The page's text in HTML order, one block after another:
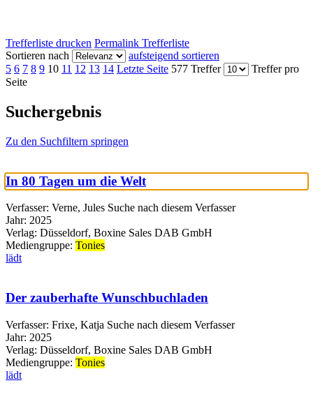
Trefferliste drucken Permalink Trefferliste
Sortieren nach
aufsteigend sortieren
5 6 7 8 9 10 11 12 13 14 Letzte Seite 577 Treffer
Treffer pro
Seite
Suchergebnis
Zu den Suchfiltern springen
In 80 Tagen um die Welt
Verfasser: Verne, Jules Suche nach diesem Verfasser
Jahr: 2025
Verlag: Düsseldorf, Boxine Sales DAB GmbH
Mediengruppe: Tonies
lädt
Der zauberhafte Wunschbuchladen
Verfasser: Frixe, Katja Suche nach diesem Verfasser
Jahr: 2025
Verlag: Düsseldorf, Boxine Sales DAB GmbH
Mediengruppe: Tonies
lädt